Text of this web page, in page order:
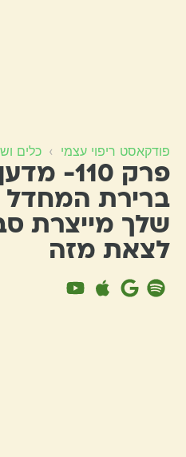
פודקאסט ריפוי עצמי › כלים
פרק
ברירת
שלך מייצרת
לצאת מזה